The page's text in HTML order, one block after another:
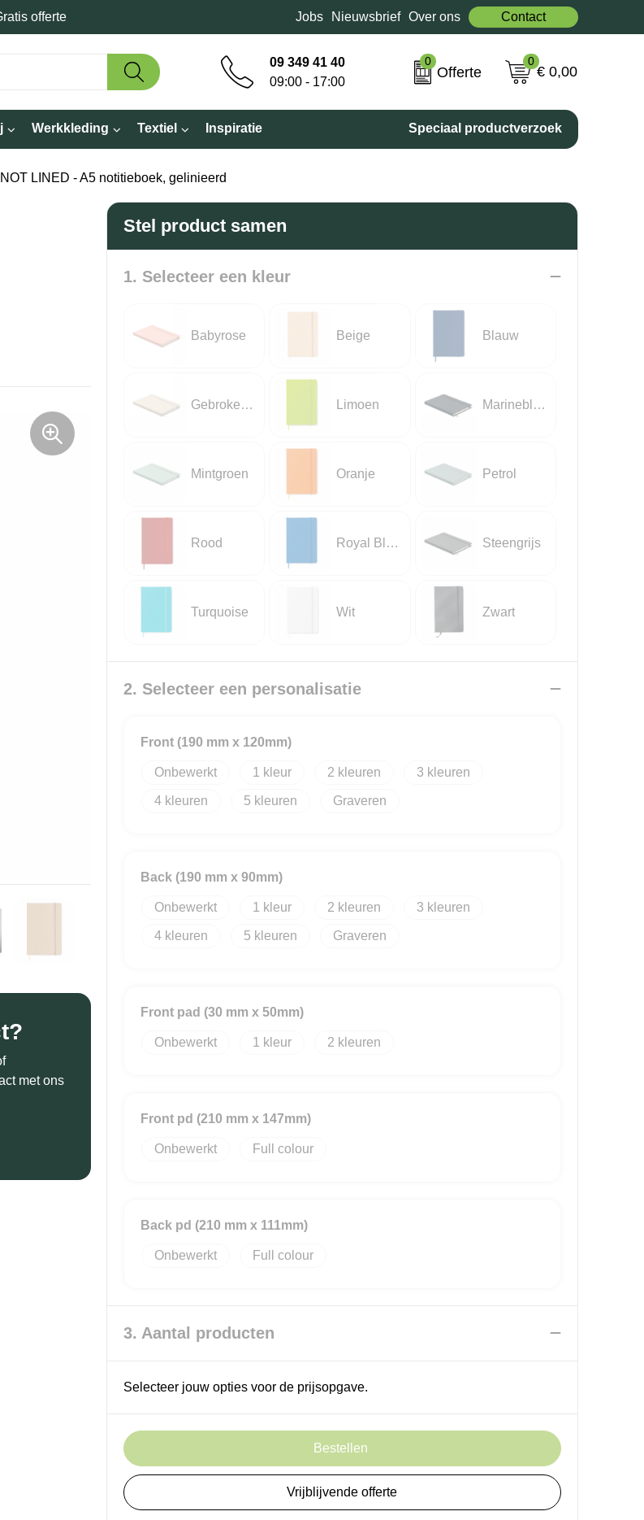
offerte Jobs Nieuwsbrief Over ons Contact
09 349 41 40
09:00 - 17:00
0
Offerte
0
€ 0,00
Werkkleding Textiel Inspiratie Speciaal productverzoek
LINED - A5 notitieboek, gelinieerd
met ons
Stel product samen
1. Selecteer een kleur
Babyrose Beige Blauw
Gebroken Wit Limoen Marineblauw
Mintgroen Oranje Petrol
Rood Royal Blauw Steengrijs
Turquoise Wit Zwart
2. Selecteer een personalisatie
Front (190 mm x 120mm)
Onbewerkt 1 2 3
4 5 Graveren
Back (190 mm x 90mm)
Onbewerkt 1 2 3
4 5 Graveren
Front pad (30 mm x 50mm)
Onbewerkt 1 2
Front pd (210 mm x 147mm)
Onbewerkt Full colour
Back pd (210 mm x 111mm)
Onbewerkt Full colour
3. Aantal producten
Selecteer jouw opties voor de prijsopgave.
Bestellen
Vrijblijvende offerte